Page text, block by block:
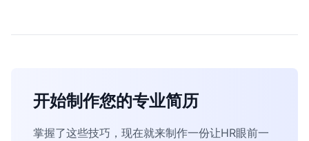
开始制作您的专业简历
掌握了这些技巧，现在就来制作一份让HR眼前一